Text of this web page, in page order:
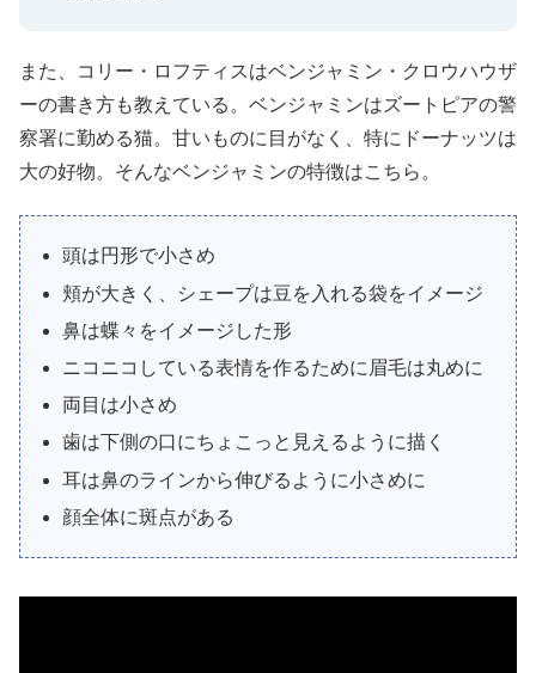
また、コリー・ロフティスはベンジャミン・クロウハウザ
ーの書き方も教えている。ベンジャミンはズートピアの警
察署に勤める猫。甘いものに目がなく、特にドーナッツは
大の好物。そんなベンジャミンの特徴はこちら。
頭は円形で小さめ
頬が大きく、シェープは豆を入れる袋をイメージ
鼻は蝶々をイメージした形
ニコニコしている表情を作るために眉毛は丸めに
両目は小さめ
歯は下側の口にちょこっと見えるように描く
耳は鼻のラインから伸びるように小さめに
顔全体に斑点がある